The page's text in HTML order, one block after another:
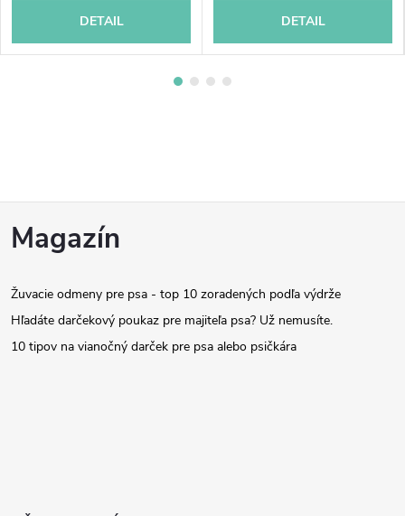
DETAIL DETAIL
Z
p
ä
Magazín
Žuvacie odmeny pre psa - top 10 zoradených podľa výdrže
Hľadáte darčekový poukaz pre majiteľa psa? Už nemusíte.
10 tipov na vianočný darček pre psa alebo psičkára